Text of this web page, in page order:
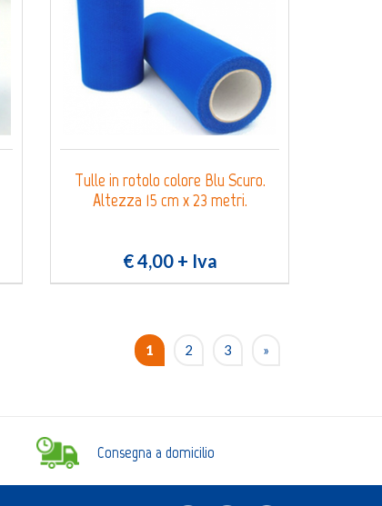
Tulle in rotolo colore Blu Scuro.
Altezza 15 cm x 23 metri.
€ 4,00+ Iva
1 2 3 »
Consegna a domicilio